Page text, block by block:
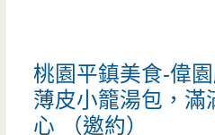
桃園平鎮美食-偉
薄皮小籠湯包，滿
心 （邀約）